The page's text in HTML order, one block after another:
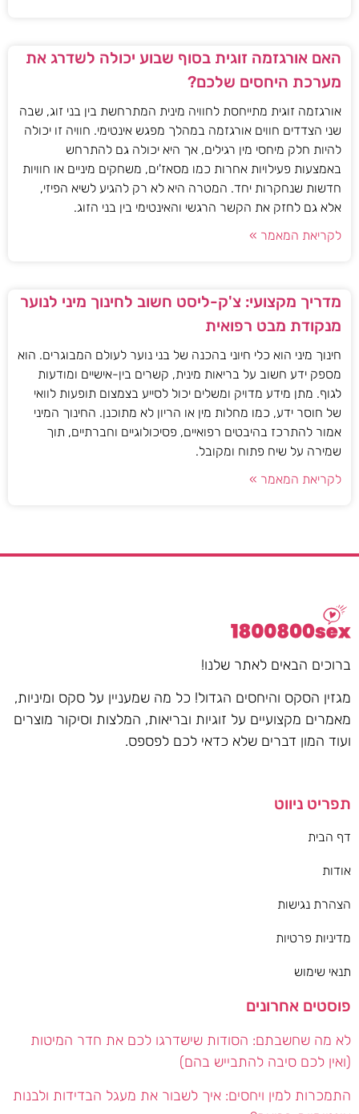
האם אורגזמה זוגית בסוף שבוע יכולה לשדרג את
מערכת היחסים שלכם?
אורגזמה זוגית מתייחסת לחוויה מינית המתרחשת בין בני זוג, שבה
שני הצדדים חווים אורגזמה במהלך מפגש אינטימי. חוויה זו יכולה
להיות חלק מיחסי מין רגילים, אך היא יכולה גם להתרחש
באמצעות פעילויות אחרות כמו מסאז'ים, משחקים מיניים או חוויות
חדשות שנחקרות יחד. המטרה היא לא רק להגיע לשיא הפיזי,
אלא גם לחזק את הקשר הרגשי והאינטימי בין בני הזוג.
לקריאת המאמר »
מדריך מקצועי: צ'ק-ליסט חשוב לחינוך מיני לנוער
מנקודת מבט רפואית
חינוך מיני הוא כלי חיוני בהכנה של בני נוער לעולם המבוגרים. הוא
מספק ידע חשוב על בריאות מינית, קשרים בין-אישיים ומודעות
לגוף. מתן מידע מדויק ומשלים יכול לסייע בצמצום תופעות לוואי
של חוסר ידע, כמו מחלות מין או הריון לא מתוכנן. החינוך המיני
אמור להתרכז בהיבטים רפואיים, פסיכולוגיים וחברתיים, תוך
שמירה על שיח פתוח ומקובל.
לקריאת המאמר »
ברוכים הבאים לאתר שלנו!
מגזין הסקס והיחסים הגדול! כל מה שמעניין על סקס ומיניות,
מאמרים מקצועיים על זוגיות ובריאות, המלצות וסיקור מוצרים
ועוד המון דברים שלא כדאי לכם לפספס.
תפריט ניווט
דף הבית
אודות
הצהרת נגישות
מדיניות פרטיות
תנאי שימוש
פוסטים אחרונים
לא מה שחשבתם: הסודות שישדרגו לכם את חדר המיטות
(ואין לכם סיבה להתבייש בהם)
התמכרות למין ויחסים: איך לשבור את מעגל הבדידות ולבנות